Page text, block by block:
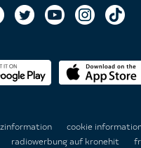
cookie
radiowerbung auf kronehit